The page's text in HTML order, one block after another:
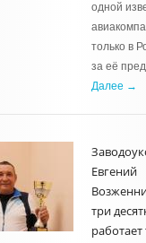
одной
только в
за её
Далее →
Евгений
три